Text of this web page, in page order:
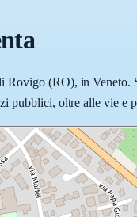
(RO), in Veneto.
pubblici, oltre alle vie e